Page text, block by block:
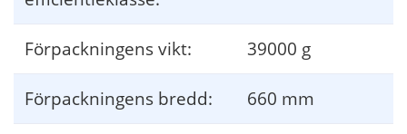
Förpackningens vikt: 39000 g
Förpackningens bredd: 660 mm